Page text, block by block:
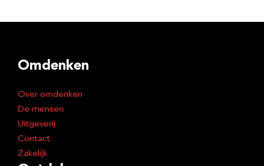
Omdenken
Over omdenken
De mensen
Uitgeverij
Contact
Zakelijk